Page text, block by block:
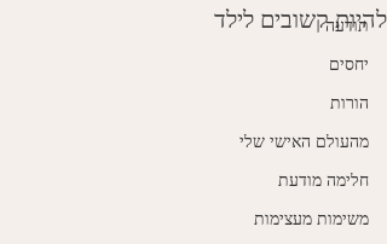
תודעה
יחסים
הורות
מהעולם האישי שלי
חלימה מודעת
משימות מעצימות
להיות קשובים לילד